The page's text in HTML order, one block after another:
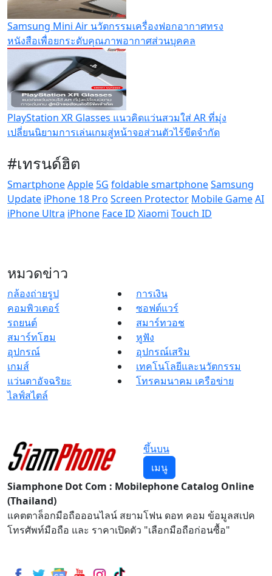
Samsung Mini Air นวัตกรรมเครื่องฟอกอากาศทรง
หนังสือเพื่อยกระดับคุณภาพอากาศส่วนบุคคล
PlayStation XR Glasses แนวคิดแว่นสวมใส่ AR ที่มุ่ง
เปลี่ยนนิยามการเล่นเกมสู่หน้าจอส่วนตัวไร้ขีดจำกัด
#เทรนด์ฮิต
SmartphoneApple 5G foldable smartphoneSamsung
Update iPhone 18 Pro Screen Protector Mobile GameAI
iPhone Ultra iPhone Face ID Xiaomi Touch ID
หมวดข่าว
กล้องถ่ายรูป
การเงิน
คอมพิวเตอร์
ซอฟต์แวร์
รถยนต์
สมาร์ทวอช
สมาร์ทโฮม
หูฟัง
อุปกรณ์
อุปกรณ์เสริม
เกมส์
เทคโนโลยีและนวัตกรรม
แว่นตาอัจฉริยะ
โทรคมนาคม เครือข่าย
ไลฟ์สไตล์
ขึ้นบน
เมนู
Siamphone Dot Com : Mobilephone Catalog Online
(Thailand)
แคตตาล็อกมือถือออนไลน์ สยามโฟน ดอท คอม ข้อมูลสเปค
โทรศัพท์มือถือ และ ราคาเปิดตัว "เลือกมือถือก่อนซื้อ"